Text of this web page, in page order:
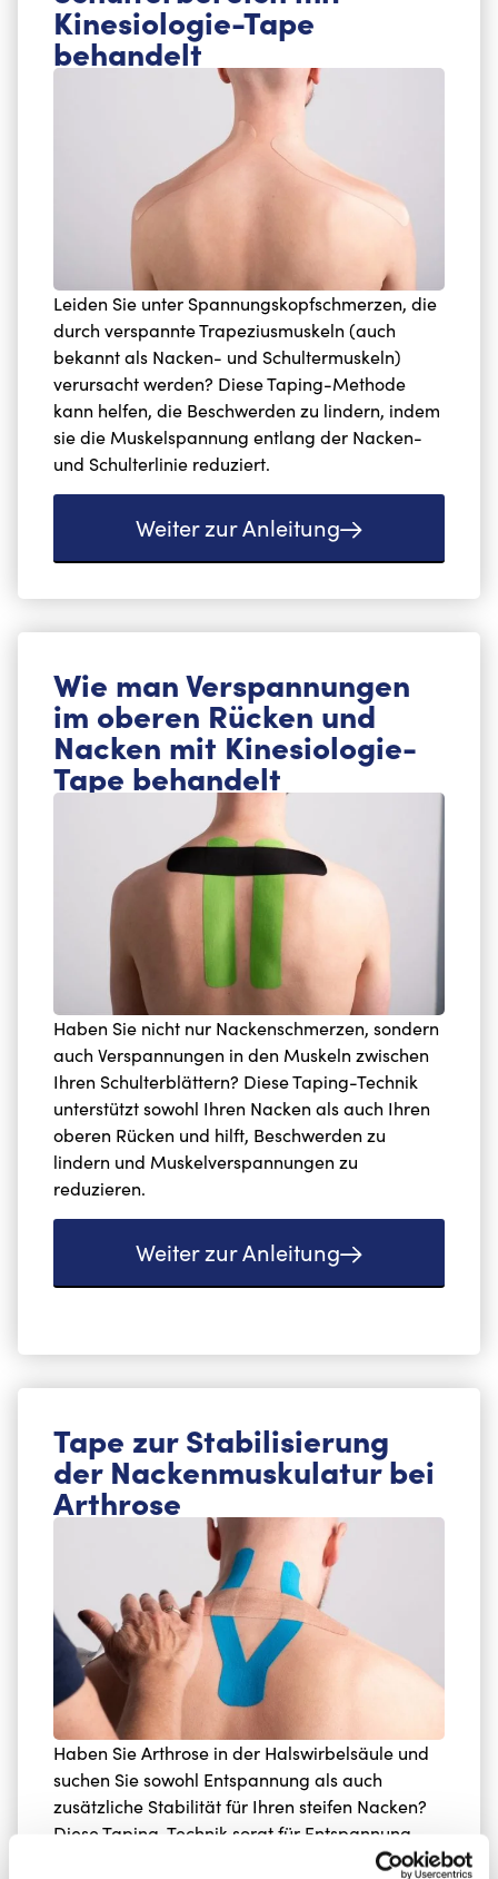
Kinesiologie-Tape
behandelt
Leiden Sie unter Spannungskopfschmerzen, die
durch verspannte Trapeziusmuskeln (auch
bekannt als Nacken- und Schultermuskeln)
verursacht werden? Diese Taping-Methode
kann helfen, die Beschwerden zu lindern, indem
sie die Muskelspannung entlang der Nacken-
und Schulterlinie reduziert.
Weiter zur Anleitung
Wie man Verspannungen
im oberen Rücken und
Nacken mit Kinesiologie-
Tape behandelt
Haben Sie nicht nur Nackenschmerzen, sondern
auch Verspannungen in den Muskeln zwischen
Ihren Schulterblättern? Diese Taping-Technik
unterstützt sowohl Ihren Nacken als auch Ihren
oberen Rücken und hilft, Beschwerden zu
lindern und Muskelverspannungen zu
reduzieren.
Weiter zur Anleitung
Tape zur Stabilisierung
der Nackenmuskulatur bei
Arthrose
Haben Sie Arthrose in der Halswirbelsäule und
suchen Sie sowohl Entspannung als auch
zusätzliche Stabilität für Ihren steifen Nacken?
Diese Taping-Technik sorgt für Entspannung